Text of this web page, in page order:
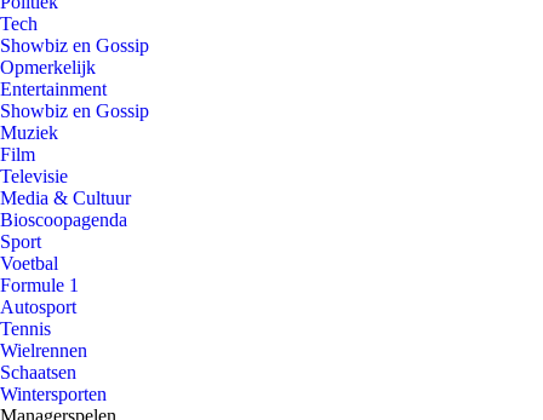
Tech
Showbiz en Gossip
Opmerkelijk
Entertainment
Showbiz en Gossip
Muziek
Film
Televisie
Media & Cultuur
Bioscoopagenda
Sport
Voetbal
Formule 1
Autosport
Tennis
Wielrennen
Schaatsen
Wintersporten
Managerspelen